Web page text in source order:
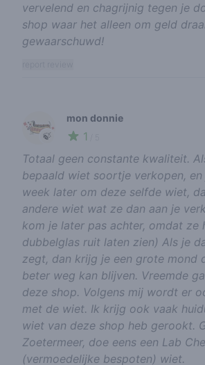
vervelend en chagrijnig tegen je
shop waar het alleen om geld
gewaarschuwd!
🍃
mon donnie
1
Totaal geen constante kwaliteit.
bepaald wiet soortje verkopen,
week later om deze selfde wiet,
andere wiet wat ze dan aan je
kom je later pas achter, omdat ze
dubbelglas ruit laten zien) Als je
zegt, dan krijg je een grote mond
beter weg kan blijven. Vreemde
deze shop. Volgens mij wordt er
met de wiet. Ik krijg ook vaak
wiet van deze shop heb gerookt.
Zoetermeer, doe eens een Lab
(vermoedelijke bespoten) wiet.